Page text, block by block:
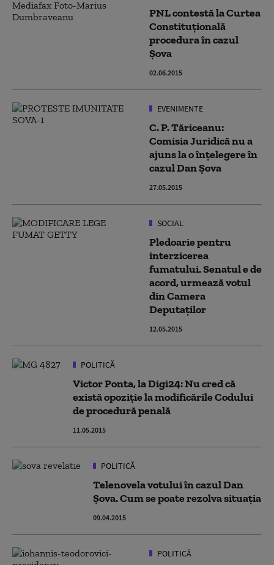
PNL contestă la Curtea
Constituțională
procedura în cazul
Şova
02.06.2015
EVENIMENTE
C. P. Tăriceanu:
Comisia Juridică nu a
ajuns la o înțelegere în
cazul Dan Șova
27.05.2015
SOCIAL
Pledoarie pentru
interzicerea
fumatului. Senatul e de
acord, urmează votul
din Camera
Deputaților
12.05.2015
POLITICĂ
Victor Ponta, la Digi24: Nu cred că
există opoziție la modificările Codului
de procedură penală
11.05.2015
POLITICĂ
Telenovela votului în cazul Dan
Șova. Cum se poate rezolva situația
09.04.2015
POLITICĂ